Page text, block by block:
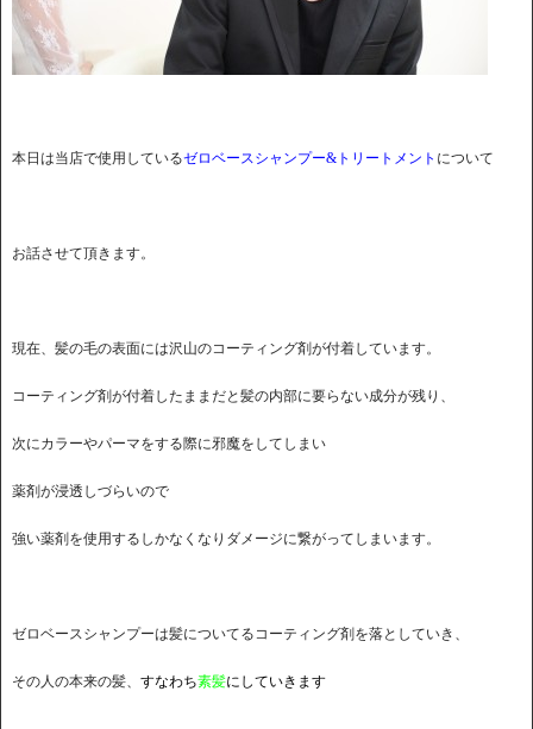
本日は当店で使用しているゼロベースシャンプー&トリートメント について
お話させて頂きます。
現在、髪の毛の表面には沢山のコーティング剤が付着しています。
コーティング剤が付着したままだと髪の内部に要らない成分が残り、
次にカラーやパーマをする際に邪魔をしてしまい
薬剤が浸透しづらいので
強い薬剤を使用するしかなくなりダメージに繋がってしまいます。
ゼロベースシャンプーは髪についてるコーティング剤を落としていき、
その人の本来の髪、 すなわち素髪にしていきます